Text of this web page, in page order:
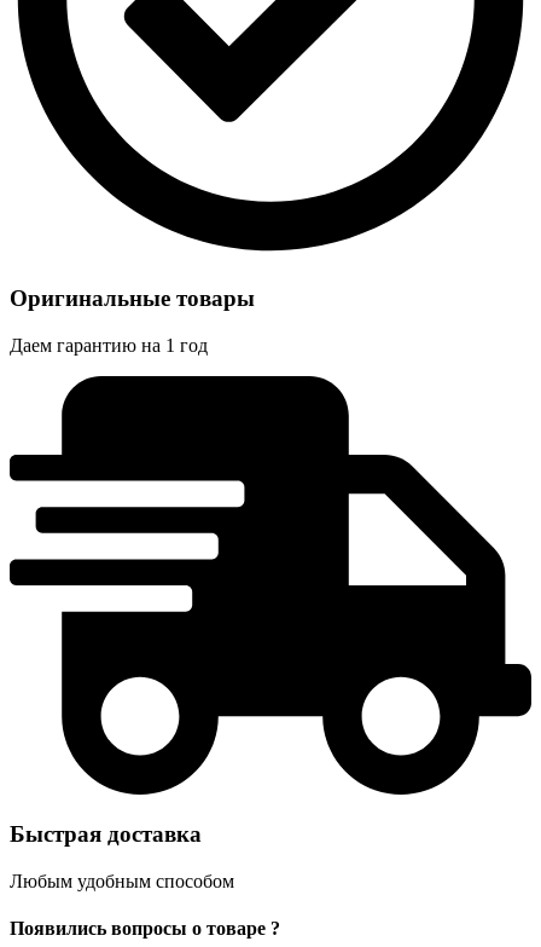
Оригинальные товары
Даем гарантию на 1 год
Быстрая доставка
Любым удобным способом
Появились вопросы о товаре ?